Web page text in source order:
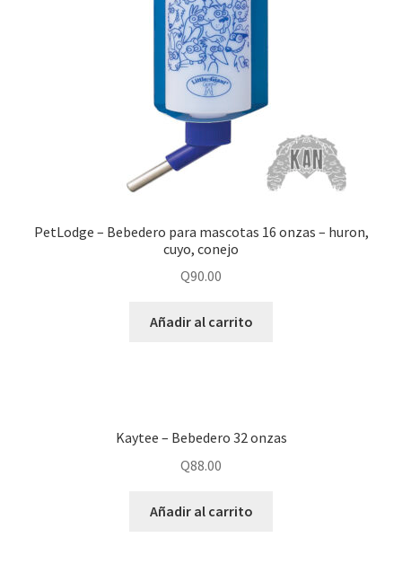
PetLodge – Bebedero para mascotas 16 onzas – huron,
cuyo, conejo
Q90.00
Añadir al carrito
Kaytee – Bebedero 32 onzas
Q88.00
Añadir al carrito